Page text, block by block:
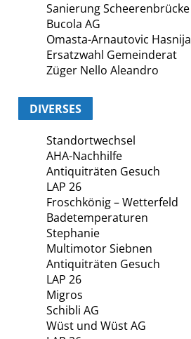
Sanierung Scheerenbrücke
Bucola AG
Omasta-Arnautovic Hasnija
Ersatzwahl Gemeinderat
Züger Nello Aleandro
DIVERSES
Standortwechsel
AHA-Nachhilfe
Antiquiträten Gesuch
LAP 26
Froschkönig – Wetterfeld
Badetemperaturen
Stephanie
Multimotor Siebnen
Antiquiträten Gesuch
LAP 26
Migros
Schibli AG
Wüst und Wüst AG